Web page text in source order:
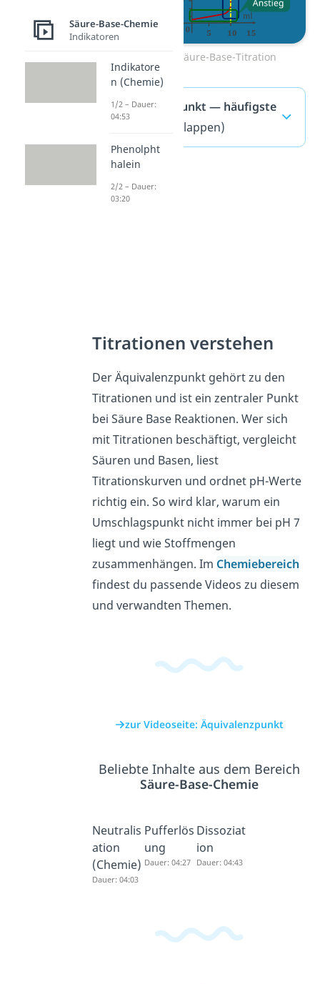
Zum Video: Säure-Base-Titration
Äquivalenzpunkt — häufigste
(ausklappen)
Titrationen verstehen
Der Äquivalenzpunkt gehört zu den
Titrationen und ist ein zentraler Punkt
bei Säure Base Reaktionen. Wer sich
mit Titrationen beschäftigt, vergleicht
Säuren und Basen, liest
Titrationskurven und ordnet pH-Werte
richtig ein. So wird klar, warum ein
Umschlagspunkt nicht immer bei pH 7
liegt und wie Stoffmengen
zusammenhängen. Im Chemiebereich
findest du passende Videos zu diesem
und verwandten Themen.
zur Videoseite: Äquivalenzpunkt
Beliebte Inhalte aus dem Bereich
Säure-Base-Chemie
Neutralis
ation
(Chemie)
Dauer: 04:03
Pufferlös
ung
Dauer: 04:27
Dissoziat
ion
Dauer: 04:43
Säure-Base-Chemie
Indikatoren
Indikatore
n (Chemie)
1/2 – Dauer:
04:53
Phenolpht
halein
2/2 – Dauer:
03:20